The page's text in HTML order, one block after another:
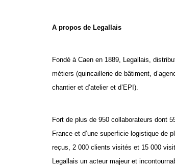
A propos de Legallais
Fondé à Caen en 1889, Legallais,
métiers (quincaillerie de bâtiment,
chantier et d’atelier et d’EPI).
Fort de plus de 950 collaborateurs dont
France et d’une superficie logistique de
reçus, 2 000 clients visités et 15 000
Legallais un acteur majeur et